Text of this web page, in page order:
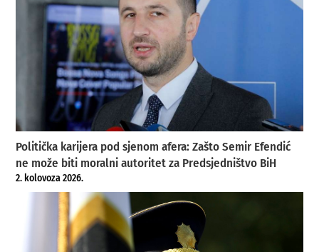
Politička karijera pod sjenom afera: Zašto Semir Efendić
ne može biti moralni autoritet za Predsjedništvo BiH
2. kolovoza 2026.